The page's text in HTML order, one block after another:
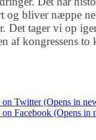
og bliver næppe
Det tager vi op
af kongressens to
on Twitter (Opens in
on Facebook (Opens in